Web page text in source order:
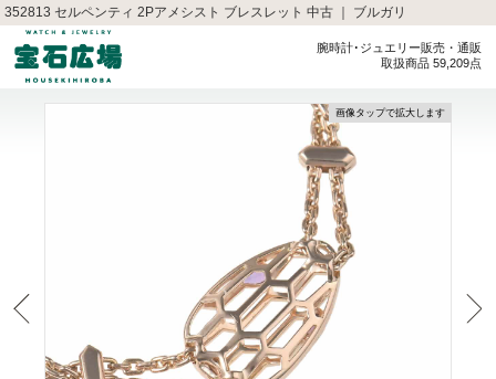
352813 セルペンティ 2Pアメシスト ブレスレット 中古 ｜ ブルガリ
腕時計･ジュエリー販売・通販
取扱商品 59,209点
画像タップで拡大します